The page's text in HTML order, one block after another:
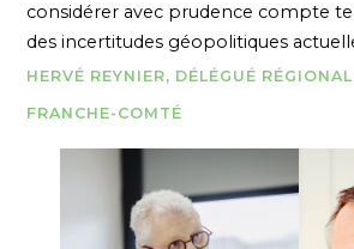
considérer avec prudence compte
des incertitudes géopolitiques
HERVÉ REYNIER, DÉLÉGUÉ
FRANCHE-COMTÉ